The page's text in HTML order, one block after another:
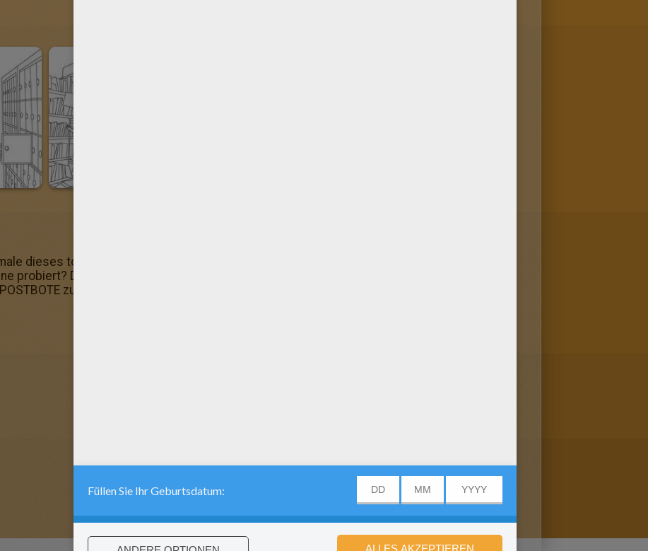
dieses tolle Ausmalbild mit deinen Lieblingsfarben knallbunt! Hast du schon unsere
probiert? Du kannst dein Bild hinterher speichern oder ausdrucken: Paketbote zum
zum Ausmalen.